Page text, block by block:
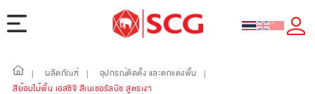
| ผลิตภัณฑ์ | อุปกรณ์ติดตั้ง และตกแต่งพื้น
|
สีย้อมไม้พื้น เอสซีจี สีเนเชอรัลบีช สูตรเงา